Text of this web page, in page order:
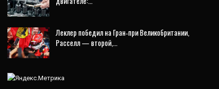
Леклер победил на Гран‑при Великобритании,
Расселл — второй,…